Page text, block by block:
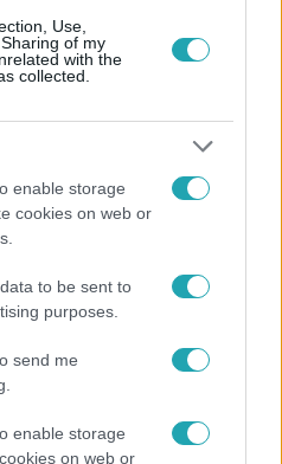
Use,
of my
with the
collected.
enable storage
cookies on web or
to be sent to
purposes.
send me
enable storage
on web or